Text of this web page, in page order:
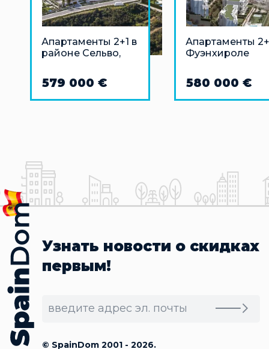
Апартаменты 2+1 в
районе Сельво,
579 000 €
Апартаменты
Фуэнхироле
580 000 €
Узнать новости о скидках
первым!
© SpainDom 2001 - 2026.